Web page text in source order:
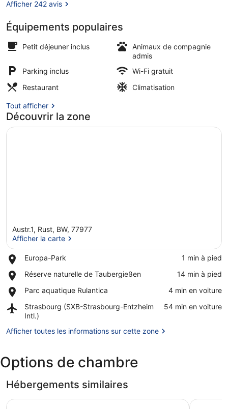
Petit déjeuner continental compris
Afficher 242 avis
Équipements populaires
Petit déjeuner inclus
Animaux de compagnie
admis
Parking inclus
Wi-Fi gratuit
Restaurant
Climatisation
Tout afficher
Découvrir la zone
Austr.1, Rust, BW, 77977
Afficher la carte
Europa-Park
Place,
Park
‪1 min à pied‬
Réserve naturelle de Taubergießen
Place,
naturelle
Taubergießen
‪14 min à pied‬
Parc aquatique Rulantica
Place,
aquatique
Rulantica
‪4 min en voiture‬
Strasbourg (SXB-Strasbourg-Entzheim
Intl.)
Airport,
Strasbourg
Strasbourg-
‪54 min en voiture‬
Afficher toutes les informations sur cette zone
Options de chambre
Hébergements similaires
MOXY Rust Hotel